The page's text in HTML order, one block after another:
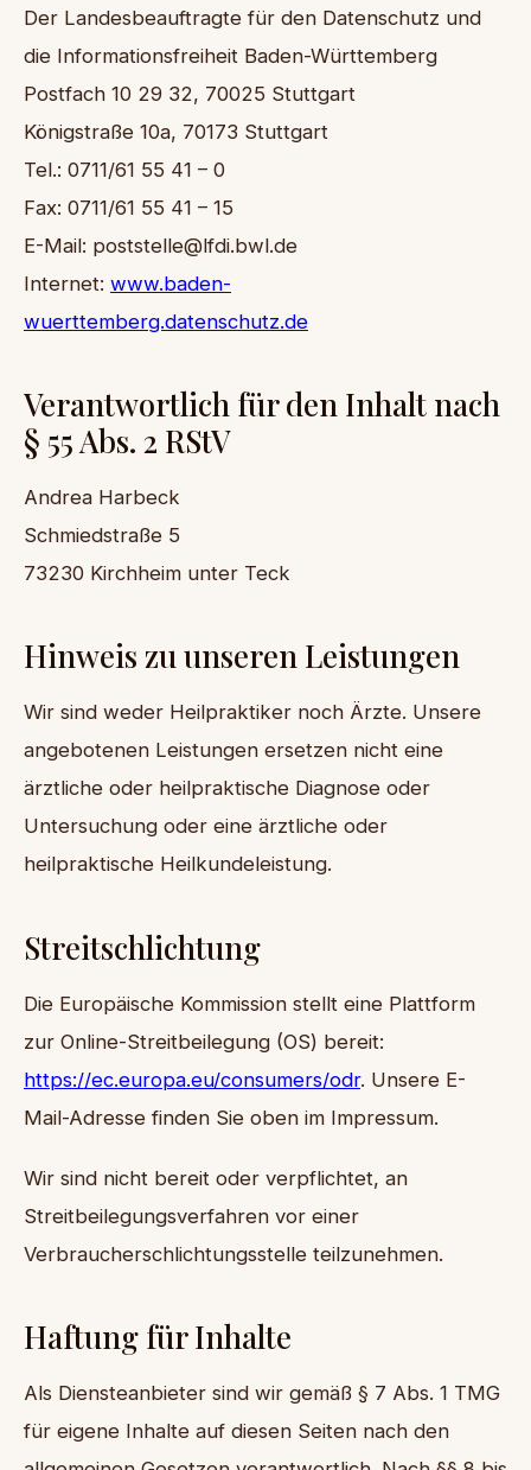
Der Landesbeauftragte für den Datenschutz und
die Informationsfreiheit Baden-Württemberg
Postfach 10 29 32, 70025 Stuttgart
Königstraße 10a, 70173 Stuttgart
Tel.: 0711/61 55 41 – 0
Fax: 0711/61 55 41 – 15
E-Mail: poststelle@lfdi.bwl.de
Internet: www.baden-
wuerttemberg.datenschutz.de
Verantwortlich für den Inhalt nach
§ 55 Abs. 2 RStV
Andrea Harbeck
Schmiedstraße 5
73230 Kirchheim unter Teck
Hinweis zu unseren Leistungen
Wir sind weder Heilpraktiker noch Ärzte. Unsere
angebotenen Leistungen ersetzen nicht eine
ärztliche oder heilpraktische Diagnose oder
Untersuchung oder eine ärztliche oder
heilpraktische Heilkundeleistung.
Streitschlichtung
Die Europäische Kommission stellt eine Plattform
zur Online-Streitbeilegung (OS) bereit:
https://ec.europa.eu/consumers/odr. Unsere E-
Mail-Adresse finden Sie oben im Impressum.
Wir sind nicht bereit oder verpflichtet, an
Streitbeilegungsverfahren vor einer
Verbraucherschlichtungsstelle teilzunehmen.
Haftung für Inhalte
Als Diensteanbieter sind wir gemäß § 7 Abs. 1 TMG
für eigene Inhalte auf diesen Seiten nach den